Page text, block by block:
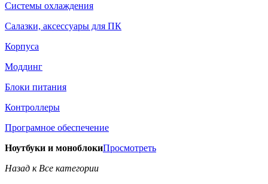
Системы охлаждения
Салазки, аксессуары для ПК
Корпуса
Моддинг
Блоки питания
Контроллеры
Програмное обеспечение
Ноутбуки и моноблокиПросмотреть
Назад к Все категории